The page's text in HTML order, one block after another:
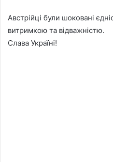
Австрійці були шоковані
витримкою та відважністю.
Слава Україні!